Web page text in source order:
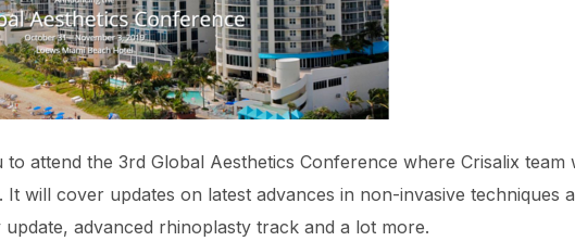
attend the 3rd Global Aesthetics Conference where Crisalix team
It will cover updates on latest advances in non-invasive techniques
advanced rhinoplasty track and a lot more.